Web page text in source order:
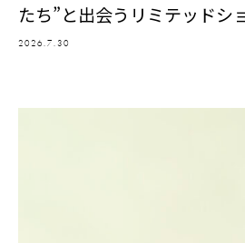
たち”と出会うリミテッドシ
2026.7.30